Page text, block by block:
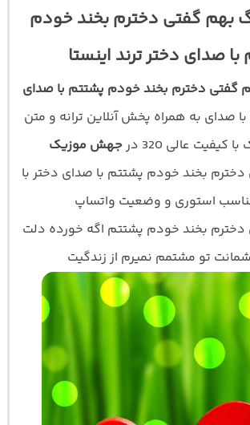
بهم گفتی دخترم بخند خودم
صدای دختر ترند اینستا
گفتی دخترم بخند خودم پشتتم با صدای
با صدای به همراه پخش آنلاین ترانه و متن
عالی 320 در
جهش موزیک
بخند خودم پشتتم با صدای دختر با
استوری و وضعیت واتساپ
بخند خودم پشتتم اگه خورده دلت
تو مشتمم نمیرم از زندگیت